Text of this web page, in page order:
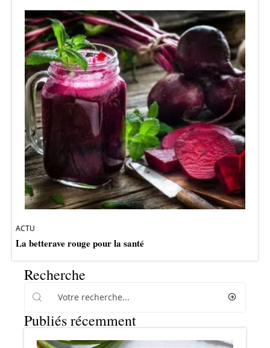
ACTU
La betterave rouge pour la santé
Recherche
Publiés récemment